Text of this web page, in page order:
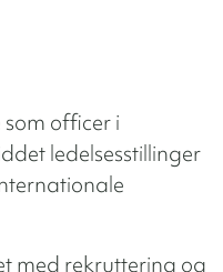
officer i
ledelsesstillinger
med rekruttering og